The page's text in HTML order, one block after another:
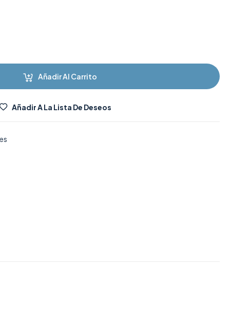
Añadir Al Carrito
Añadir A La Lista De Deseos